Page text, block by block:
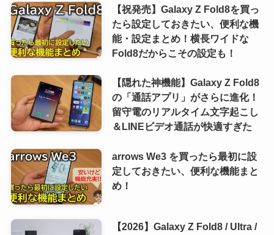
【祝発売】Galaxy Z Fold8を買っ
たら設定しておきたい、便利な機
能・設定まとめ！横長ワイドな
Fold8だからこその設定も！
【隠れた神機能】Galaxy Z Fold8
の「通話アプリ」がさらに進化！
留守電のリアルタイム文字起こし
＆LINEビデオ通話が快適すぎた
arrows We3 を買ったら最初に設
定しておきたい、便利な機能まと
め！
【2026】Galaxy Z Fold8 / Ultra /